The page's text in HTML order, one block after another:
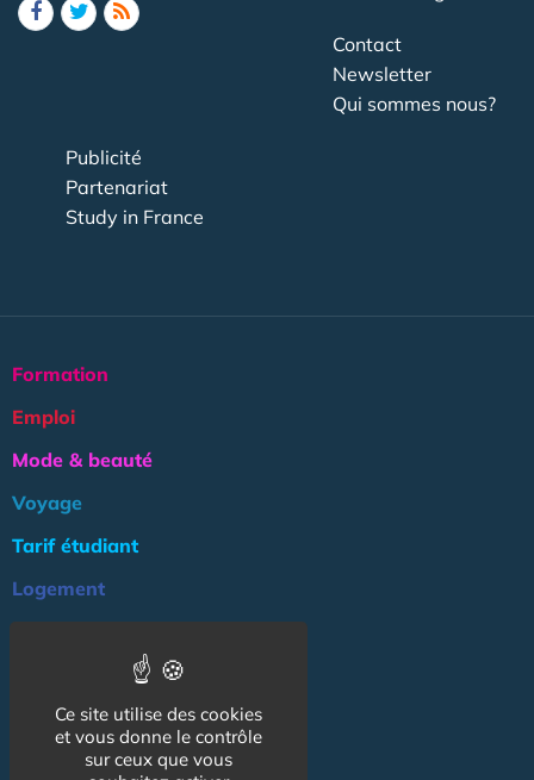
Contact
Newsletter
Qui sommes nous?
Publicité
Partenariat
Study in France
Formation
Emploi
Mode & beauté
Voyage
Tarif étudiant
Logement
Association
NOS AUTRES SITES :
Ce site utilise des cookies
et vous donne le contrôle
sur ceux que vous